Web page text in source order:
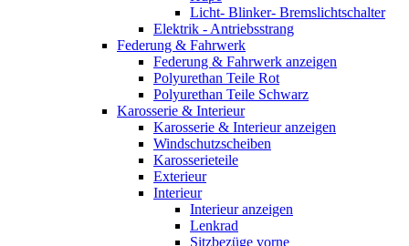
Licht- Blinker- Bremslichtschalter
Elektrik - Antriebsstrang
Federung & Fahrwerk
Federung & Fahrwerk anzeigen
Polyurethan Teile Rot
Polyurethan Teile Schwarz
Karosserie & Interieur
Karosserie & Interieur anzeigen
Windschutzscheiben
Karosserieteile
Exterieur
Interieur
Interieur anzeigen
Lenkrad
Sitzbezüge vorne